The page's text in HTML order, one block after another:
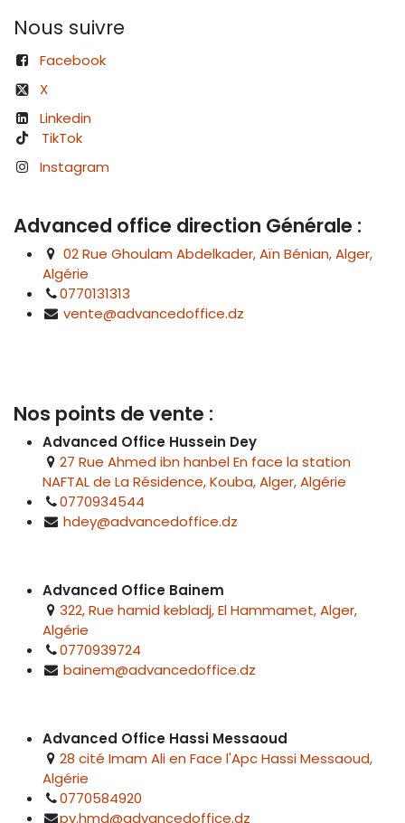
Nous suivre
Facebook
X
Linkedin
TikTok
Instagram
Advanced office direction Générale :
02 Rue Ghoulam Abdelkader, Aïn Bénian, Alger,
Algérie
0770131313
vente@advancedoffice.dz
Nos points de vente :
Advanced Office Hussein Dey
27 Rue Ahmed ibn hanbel En face la station
NAFTAL de La Résidence, Kouba, Alger, Algérie
0770934544
hdey@advancedoffice.dz
Advanced Office Bainem
322, Rue hamid kebladj, El Hammamet, Alger,
Algérie
0770939724
bainem@advancedoffice.dz
Advanced Office Hassi Messaoud
28 cité Imam Ali en Face l'Apc Hassi Messaoud,
Algérie
0770584920
pv.hmd@advancedoffice.dz